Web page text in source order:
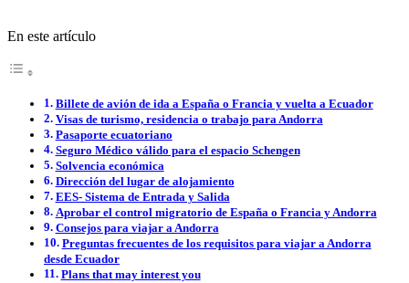
En este artículo
Billete de avión de ida a España o Francia y vuelta a Ecuador
Visas de turismo, residencia o trabajo para Andorra
Pasaporte ecuatoriano
Seguro Médico válido para el espacio Schengen
Solvencia económica
Dirección del lugar de alojamiento
EES- Sistema de Entrada y Salida
Aprobar el control migratorio de España o Francia y Andorra
Consejos para viajar a Andorra
Preguntas frecuentes de los requisitos para viajar a Andorra
desde Ecuador
Plans that may interest you